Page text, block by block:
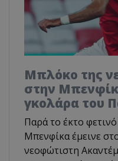
Μπλόκο της
στην
γκολάρα του
Παρά το έκτο
Μπενφίκα έμεινε
νεοφώτιστη